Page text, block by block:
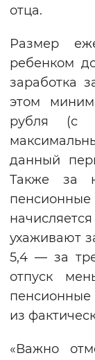
отца.
Размер
ребенком
заработка
этом
рубля (с
данный
Также за
ухаживают
5,4 — за
отпуск
из
«Важно